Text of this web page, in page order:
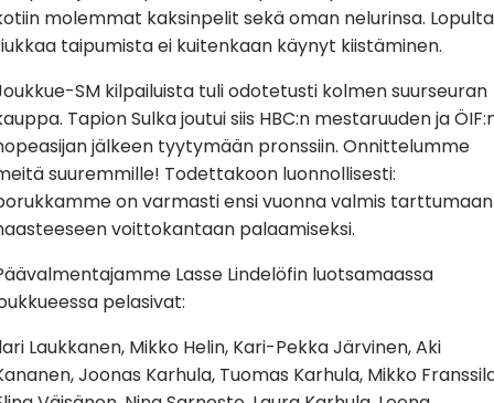
molemmat kaksinpelit sekä oman nelurinsa. Lopulta
taipumista ei kuitenkaan käynyt kiistäminen.
SM kilpailuista tuli odotetusti kolmen suurseuran
Tapion Sulka joutui siis HBC:n mestaruuden ja
jälkeen tyytymään pronssiin. Onnittelumme
suuremmille! Todettakoon luonnollisesti:
on varmasti ensi vuonna valmis tarttumaan
voittokantaan palaamiseksi.
Lasse Lindelöfin luotsamaassa
pelasivat:
Laukkanen, Mikko Helin, Kari-Pekka Järvinen, Aki
Joonas Karhula, Tuomas Karhula, Mikko